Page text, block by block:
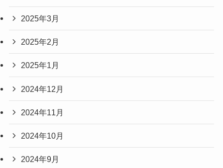
2025年3月
2025年2月
2025年1月
2024年12月
2024年11月
2024年10月
2024年9月